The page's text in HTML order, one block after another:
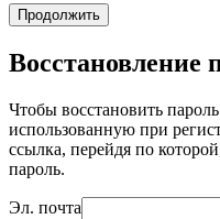
Продолжить
Восстановление
Чтобы восстановить
использованную при
ссылка, перейдя по
пароль.
Эл. почта